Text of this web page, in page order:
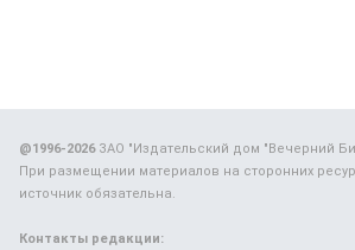
@1996-2026ЗАО "Издательский дом "Вечерний
При размещении материалов на сторонних
источник обязательна.
Контакты редакции: